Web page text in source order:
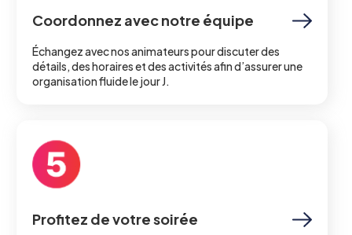
Coordonnez avec notre équipe
Échangez avec nos animateurs pour discuter des
détails, des horaires et des activités afin d’assurer une
organisation fluide le jour J.
Profitez de votre soirée